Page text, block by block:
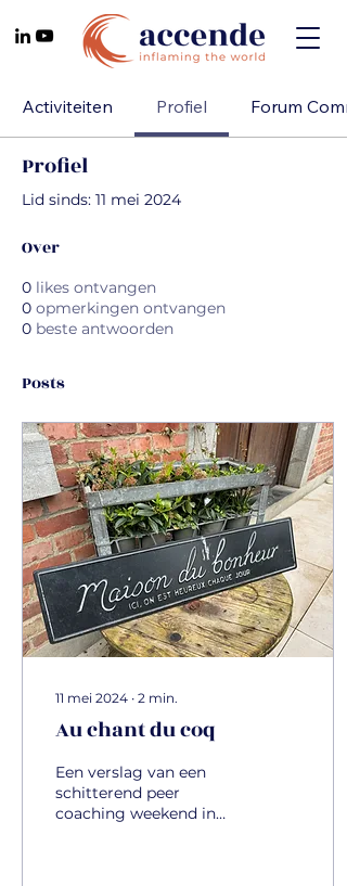
Activiteiten Profiel Forum
Profiel
Lid sinds: 11 mei 2024
Over
0 likes ontvangen
0 opmerkingen ontvangen
0 beste antwoorden
Posts
11 mei 2024 ∙ 2 min.
Au chant du coq
Een verslag van een
schitterend peer
coaching weekend in